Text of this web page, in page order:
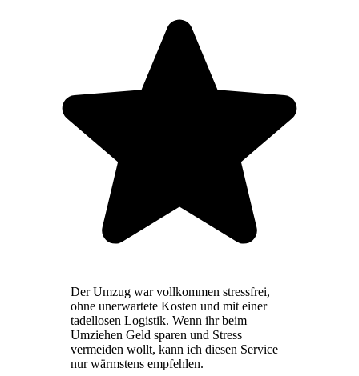
Der Umzug war vollkommen stressfrei,
ohne unerwartete Kosten und mit einer
tadellosen Logistik. Wenn ihr beim
Umziehen Geld sparen und Stress
vermeiden wollt, kann ich diesen Service
nur wärmstens empfehlen.